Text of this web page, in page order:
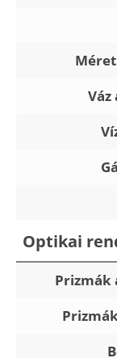
Méret
Váz
Optikai
Prizmák